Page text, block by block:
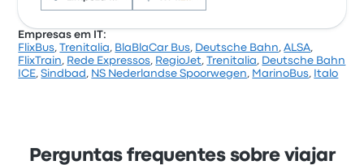
Com base em 69 avaliações, a empresa foi
classificada com 3.9 estrelas na Busbud. Os
Empresas em IT:
FlixBus,Trenitalia, BlaBlaCar Bus, Deutsche Bahn,ALSA,
FlixTrain, Rede Expressos, RegioJet,Trenitalia, Deutsche Bahn
ICE,Sindbad , NS Nederlandse Spoorwegen, MarinoBus, Italo
Perguntas frequentes sobre viajar